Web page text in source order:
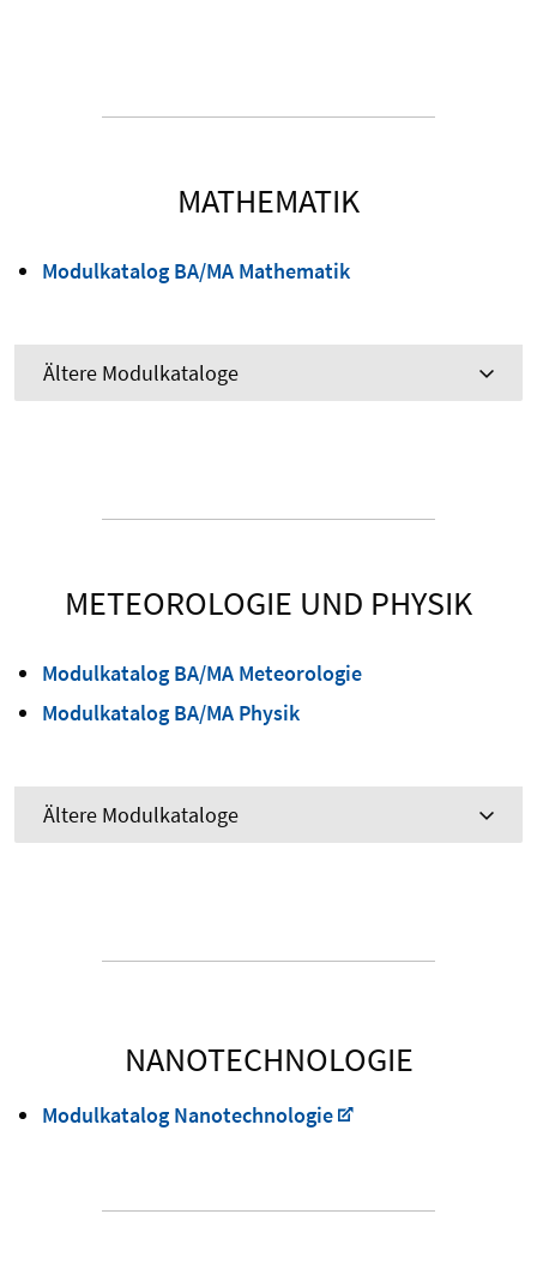
MATHEMATIK
Modulkatalog BA/MA Mathematik
Ältere Modulkataloge
METEOROLOGIE UND PHYSIK
Modulkatalog BA/MA Meteorologie
Modulkatalog BA/MA Physik
Ältere Modulkataloge
NANOTECHNOLOGIE
Modulkatalog Nanotechnologie